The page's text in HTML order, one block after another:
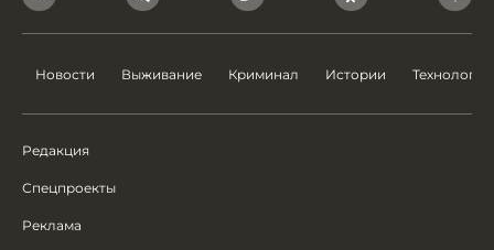
Новости Выживание Криминал Истории Технологии
Редакция
Спецпроекты
Реклама